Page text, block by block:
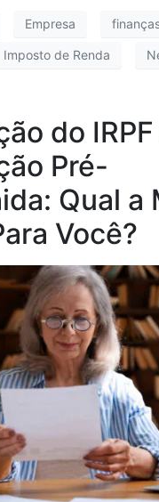
Empresa
Imposto de Renda
do
Pré-
Qual a
Você?